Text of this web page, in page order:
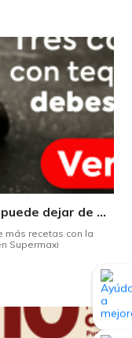
Tres cócteles con tequila que no puede dejar de probar gracias a nuestra IA.
más recetas con la
Supermaxi